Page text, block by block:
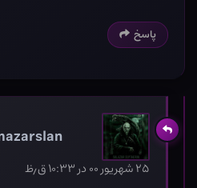
پاسخ
۲۵ شهریور ۰۰ در ۱۰:۳۳ ق٫ظ